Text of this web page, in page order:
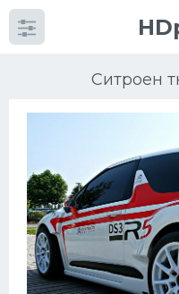
Ситроен
Категории
Разное